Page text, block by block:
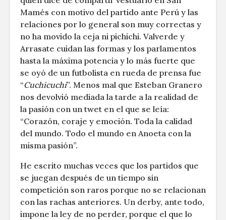
Mamés con motivo del partido ante Perú y las
relaciones por lo general son muy correctas y
no ha movido la ceja ni pichichi. Valverde y
Arrasate cuidan las formas y los parlamentos
hasta la máxima potencia y lo más fuerte que
se oyó de un futbolista en rueda de prensa fue
“Cuchicuchi”. Menos mal que Esteban Granero
nos devolvió mediada la tarde a la realidad de
la pasión con un twet en el que se leía:
“Corazón, coraje y emoción. Toda la calidad
del mundo. Todo el mundo en Anoeta con la
misma pasión”.
He escrito muchas veces que los partidos que
se juegan después de un tiempo sin
competición son raros porque no se relacionan
con las rachas anteriores. Un derby, ante todo,
impone la ley de no perder, porque el que lo